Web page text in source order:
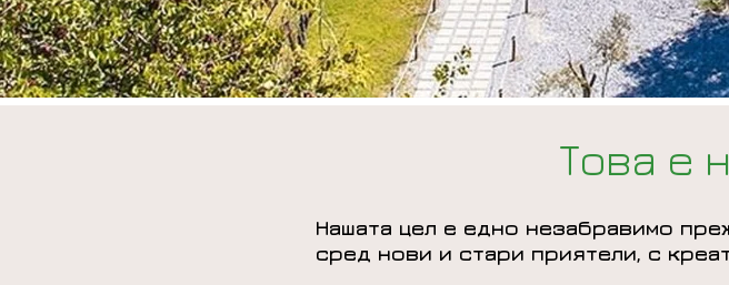
Това е
Нашата цел е едно незабравимо
сред нови и стари приятели, с